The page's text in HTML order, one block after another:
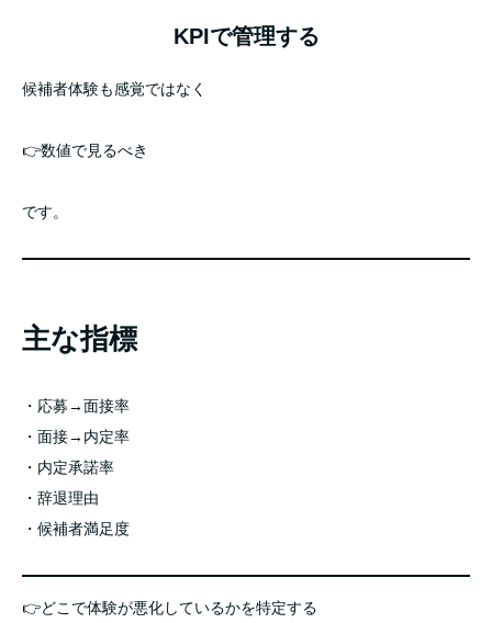
KPIで管理する
候補者体験も感覚ではなく
👉数値で見るべき
です。
主な指標
・応募→面接率
・面接→内定率
・内定承諾率
・辞退理由
・候補者満足度
👉どこで体験が悪化しているかを特定する